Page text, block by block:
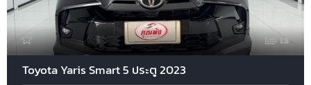
13
Toyota Yaris Smart 5 ประตู 2023